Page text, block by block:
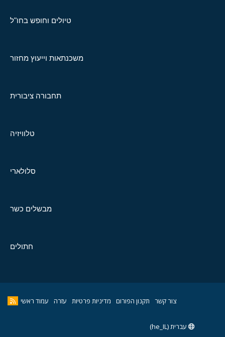
טיולים וחופש בחו"ל
משכנתאות וייעוץ מחזור
תחבורה ציבורית
טלוויזיה
סלולארי
מבשלים כשר
חתולים
צור קשר תקנון הפורום מדיניות פרטיות עזרה עמוד ראשי
עברית (he_IL)